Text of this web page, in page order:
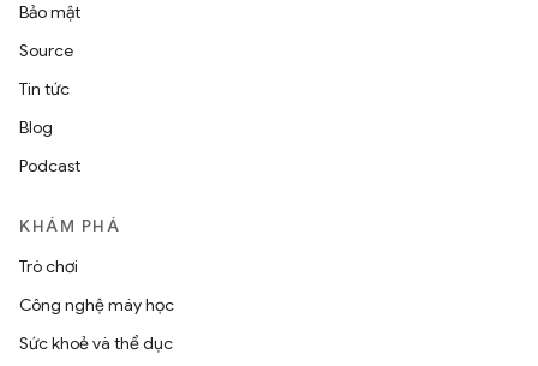
Bảo mật
Source
Tin tức
Blog
Podcast
KHÁM PHÁ
Trò chơi
Công nghệ máy học
Sức khoẻ và thể dục